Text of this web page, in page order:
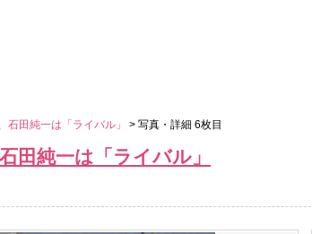
田純一は「ライバル」 > 写真・詳細 6枚目
田純一は「ライバル」